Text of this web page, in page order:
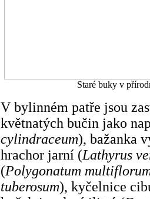
Staré buky v
V bylinném patře jsou
květnatých bučin jako
cylindraceum), bažanka
hrachor jarní (Lathyrus
(Polygonatum
tuberosum), kyčelnice